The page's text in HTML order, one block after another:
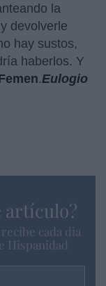
la
devolverle
hay sustos,
haberlos. Y
.Eulogio
artículo?
cada dia
Hispanidad